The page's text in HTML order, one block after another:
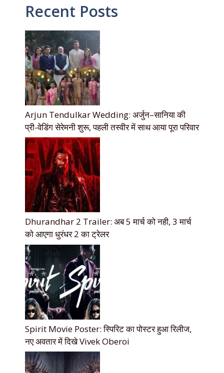
Recent Posts
Arjun Tendulkar Wedding: अर्जुन–सानिया की
प्री-वेडिंग सेरेमनी शुरू, पहली तस्वीर में साथ आया पूरा परिवार
Dhurandhar 2 Trailer: अब 5 मार्च को नही, 3 मार्च
को आएगा धुरंधर 2 का ट्रेलर
Spirit Movie Poster: स्पिरिट का पोस्टर हुआ रिलीज,
नए अवतार में दिखे Vivek Oberoi